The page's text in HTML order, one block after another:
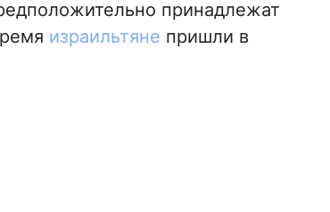
принадлежат
израильтяне пришли в